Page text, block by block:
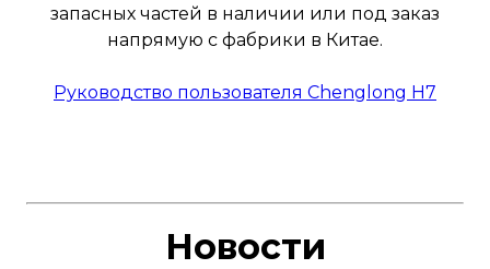
Двигатель
Тип:
50
Максимальный крутящий
2250 Нм при 1100-
1500 об
запасных частей в наличии или под заказ
напрямую с фабрики в Китае.
Руководство пользователя Chenglong H7
Новости